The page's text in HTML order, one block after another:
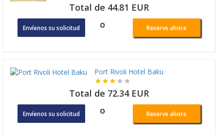
Total de 44.81 EUR
Envíenos su solicitud o Reserve ahora
Port Rivoli Hotel Baku
Total de 72.34 EUR
Envíenos su solicitud o Reserve ahora